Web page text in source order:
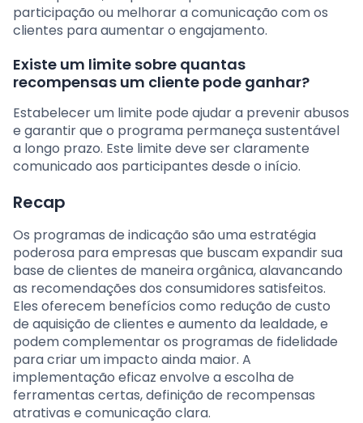
participação ou melhorar a comunicação com os
clientes para aumentar o engajamento.
Existe um limite sobre quantas
recompensas um cliente pode ganhar?
Estabelecer um limite pode ajudar a prevenir abusos
e garantir que o programa permaneça sustentável
a longo prazo. Este limite deve ser claramente
comunicado aos participantes desde o início.
Recap
Os programas de indicação são uma estratégia
poderosa para empresas que buscam expandir sua
base de clientes de maneira orgânica, alavancando
as recomendações dos consumidores satisfeitos.
Eles oferecem benefícios como redução de custo
de aquisição de clientes e aumento da lealdade, e
podem complementar os programas de fidelidade
para criar um impacto ainda maior. A
implementação eficaz envolve a escolha de
ferramentas certas, definição de recompensas
atrativas e comunicação clara.